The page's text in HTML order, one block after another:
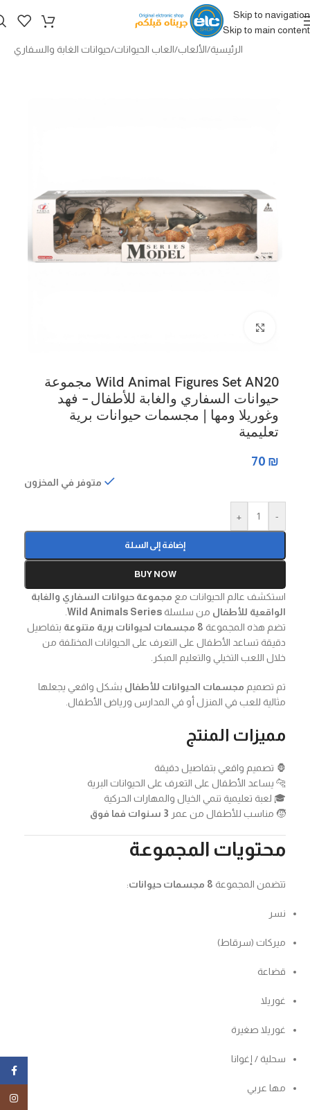
Skip to navigation
Skip to main content
الرئيسية/الألعاب/العاب الحيوانات/حيوانات الغابة والسفاري
Wild Animal Figures Set AN20 مجموعة
حيوانات السفاري والغابة للأطفال – فهد
وغوريلا ومها | مجسمات حيوانات برية
تعليمية
70 ₪
متوفر في المخزون
-
+
إضافة إلى السلة
BUY NOW
استكشف عالم الحيوانات مع مجموعة حيوانات السفاري والغابة
الواقعية للأطفال من سلسلة Wild Animals Series
تضم هذه المجموعة 8 مجسمات لحيوانات برية متنوعة
بتفاصيل
دقيقة تساعد الأطفال على التعرف على الحيوانات المختلفة من
خلال اللعب التخيلي والتعليم المبكر.
تم تصميم مجسمات الحيوانات للأطفال بشكل واقعي يجعلها
مثالية للعب في المنزل أو في المدارس ورياض الأطفال.
مميزات المنتج
🦍 تصميم واقعي بتفاصيل دقيقة
🐆 يساعد الأطفال على التعرف على الحيوانات البرية
🎓 لعبة تعليمية تنمي الخيال والمهارات الحركية
🧒 مناسب للأطفال من عمر 3 سنوات فما فوق
محتويات المجموعة
تتضمن المجموعة 8 مجسمات حيوانات :
نسر
ميركات (سرقاط)
قضاعة
غوريلا
غوريلا صغيرة
سحلية / إغوانا
مها عربي